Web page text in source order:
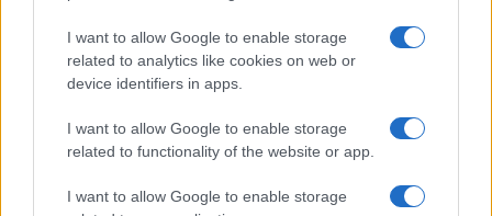
I want to allow Google to enable storage
related to analytics like cookies on web or
device identifiers in apps.
I want to allow Google to enable storage
related to functionality of the website or app.
I want to allow Google to enable storage